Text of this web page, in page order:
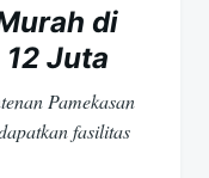
di
Juta
Pamekasan
fasilitas